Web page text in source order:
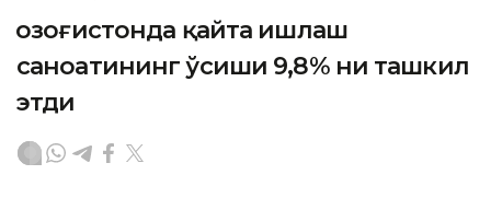
Қозоғистонда қайта ишлаш
саноатининг ўсиши 9,8% ни ташкил
этди